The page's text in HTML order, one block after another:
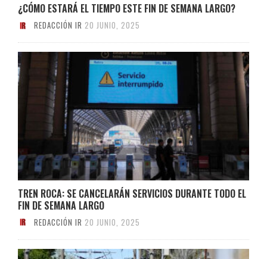
¿CÓMO ESTARÁ EL TIEMPO ESTE FIN DE SEMANA LARGO?
REDACCIÓN IR 20 JUNIO, 2025
TREN ROCA: SE CANCELARÁN SERVICIOS DURANTE TODO EL
FIN DE SEMANA LARGO
REDACCIÓN IR 20 JUNIO, 2025